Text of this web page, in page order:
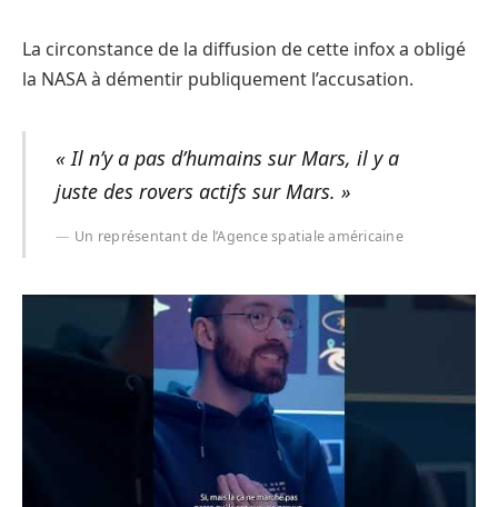
La circonstance de la diffusion de cette infox a obligé
la NASA à démentir publiquement l’accusation.
« Il n’y a pas d’humains sur Mars, il y a
juste des rovers actifs sur Mars. »
Un représentant de l’Agence spatiale américaine